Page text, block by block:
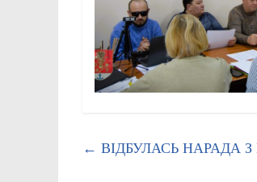
← ВІДБУЛАСЬ НАРАДА